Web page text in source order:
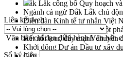
Đắk Lắk công bố Quy hoạch
Ngành cá ngừ Đắk Lắk chủ
Diễn đàn Kinh tế tư nhân Việt
Đề án 06 tạo bước ngoặt đột
Kết nối tour, đẩy mạnh chuyển
Khởi động Dự án Đầu tư xây
Liên kết web
Văn bản chỉ đạo điều hành Văn bản
Số ký hiệu